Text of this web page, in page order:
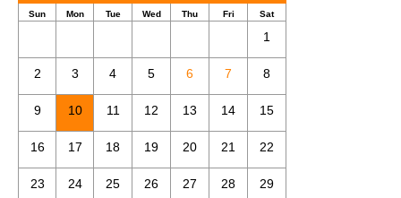
Sun Mon Tue Wed Thu Fri Sat
1
2 3 4 5 6 7 8
9 10 11 12 13 14 15
16 17 18 19 20 21 22
23 24 25 26 27 28 29